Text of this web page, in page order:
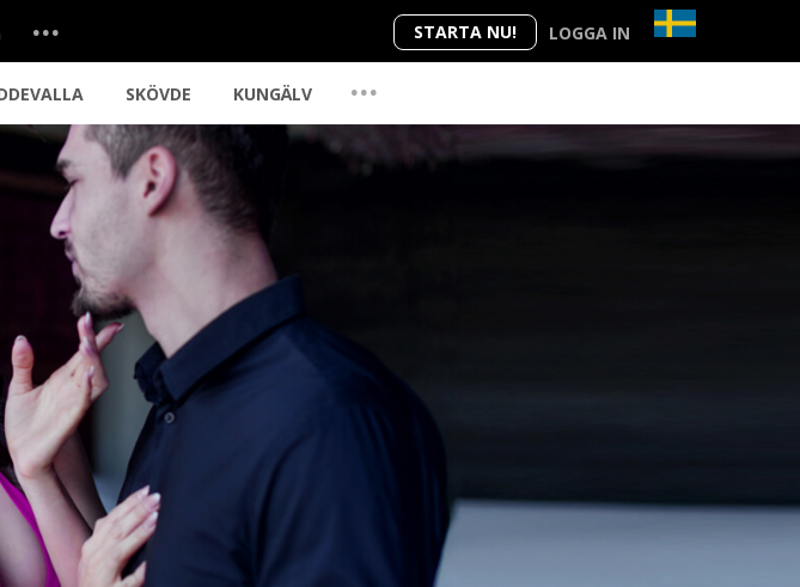
STARTA NU! LOGGA IN
...
SKÖVDE KUNGÄLV ...